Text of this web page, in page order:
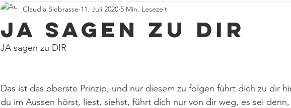
JA sagen zu DIR
Claudia Siebrasse 11. Juli 2020 5 Min. Lesezeit
JA sagen zu DIR
Das ist das oberste Prinzip, und nur diesem zu folgen führt dich zu dir
du im Aussen hörst, liest, siehst, führt dich nur von dir weg, es sei